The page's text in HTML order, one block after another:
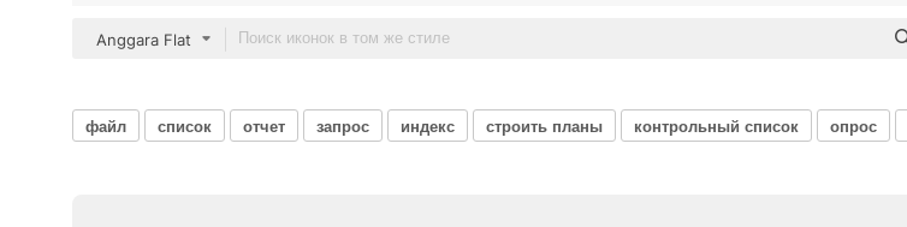
Anggara Flat
файл список отчет запрос индекс строить планы контрольный список опрос